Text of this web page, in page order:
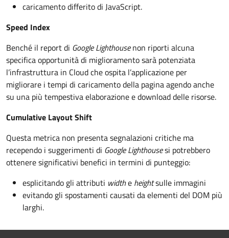
caricamento differito di JavaScript.
Speed Index
Benché il report di Google Lighthousenon riporti alcuna
specifica opportunità di miglioramento sarà potenziata
l’infrastruttura in Cloud che ospita l’applicazione per
migliorare i tempi di caricamento della pagina agendo anche
su una più tempestiva elaborazione e download delle risorse.
Cumulative Layout Shift
Questa metrica non presenta segnalazioni critiche ma
recependo i suggerimenti di Google Lighthousesi potrebbero
ottenere significativi benefici in termini di punteggio:
esplicitando gli attributi widthe heightsulle immagini
evitando gli spostamenti causati da elementi del DOM più
larghi.